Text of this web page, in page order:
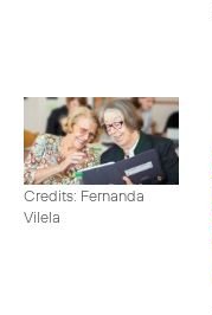
Credits: Fernanda
Vilela